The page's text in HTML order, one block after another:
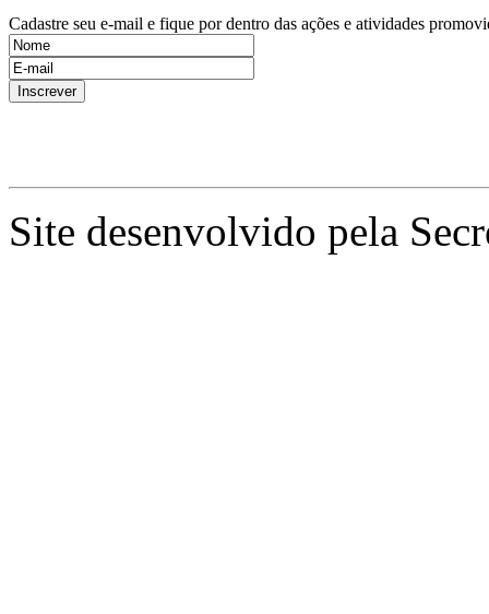
Cadastre seu e-mail e fique por dentro das ações e atividades
Site desenvolvido pela